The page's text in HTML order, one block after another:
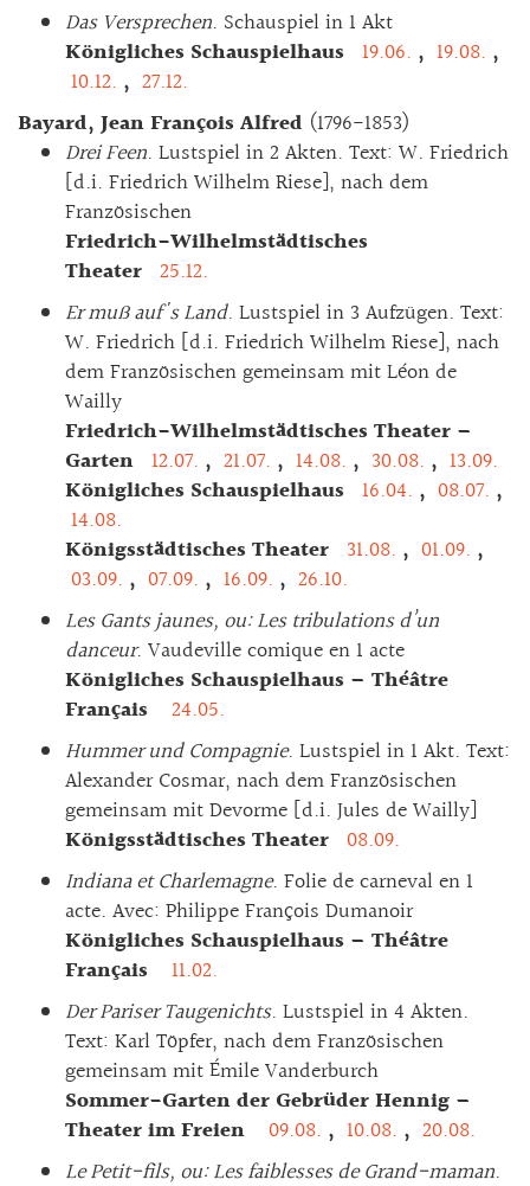
Das Versprechen. Schauspiel in 1 Akt
Königliches Schauspielhaus 19.06. , 19.08. ,
10.12. , 27.12.
Bayard, Jean François Alfred (1796-1853)
Drei Feen. Lustspiel in 2 Akten. Text: W. Friedrich
[d.i. Friedrich Wilhelm Riese], nach dem
Französischen
Friedrich-Wilhelmstädtisches
Theater 25.12.
Er muß auf's Land. Lustspiel in 3 Aufzügen. Text:
W. Friedrich [d.i. Friedrich Wilhelm Riese], nach
dem Französischen gemeinsam mit Léon de
Wailly
Friedrich-Wilhelmstädtisches Theater –
Garten 12.07. , 21.07. , 14.08. , 30.08. , 13.09.
Königliches Schauspielhaus 16.04. , 08.07. ,
14.08.
Königsstädtisches Theater 31.08. , 01.09. ,
03.09. , 07.09. , 16.09. , 26.10.
Les Gants jaunes, ou: Les tribulations d’un
danceur. Vaudeville comique en 1 acte
Königliches Schauspielhaus – Théâtre
Français
24.05.
Hummer und Compagnie. Lustspiel in 1 Akt. Text:
Alexander Cosmar, nach dem Französischen
gemeinsam mit Devorme [d.i. Jules de Wailly]
Königsstädtisches Theater 08.09.
Indiana et Charlemagne. Folie de carneval en 1
acte. Avec: Philippe François Dumanoir
Königliches Schauspielhaus – Théâtre
Français
11.02.
Der Pariser Taugenichts. Lustspiel in 4 Akten.
Text: Karl Töpfer, nach dem Französischen
gemeinsam mit Émile Vanderburch
Sommer-Garten der Gebrüder Hennig –
Theater im Freien
09.08. , 10.08. , 20.08.
Le Petit-fils, ou: Les faiblesses de Grand-maman.